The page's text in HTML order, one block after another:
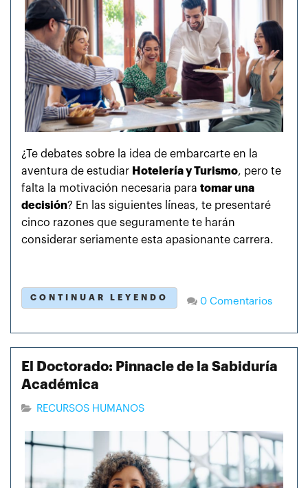
¿Te debates sobre la idea de embarcarte en la
aventura de estudiar Hotelería y Turismo, pero te
falta la motivación necesaria para tomar una
decisión? En las siguientes líneas, te presentaré
cinco razones que seguramente te harán
considerar seriamente esta apasionante carrera.
CONTINUAR LEYENDO 0 Comentarios
El Doctorado: Pinnacle de la Sabiduría
Académica
RECURSOS HUMANOS